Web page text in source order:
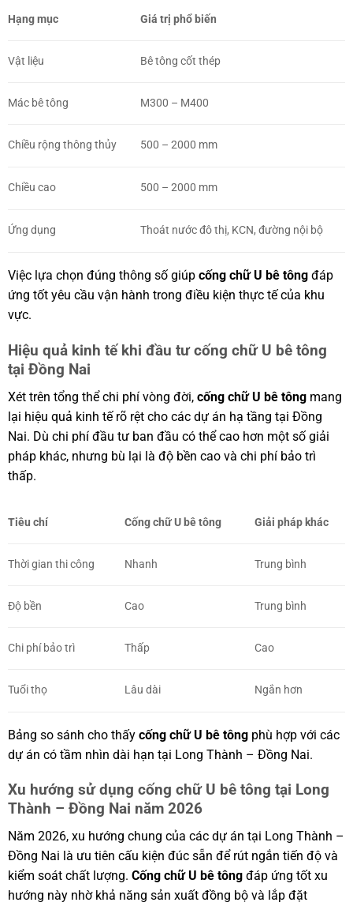
Hạng mục Giá trị phổ biến
Vật liệu Bê tông cốt thép
Mác bê tông M300 – M400
Chiều rộng thông thủy 500 – 2000 mm
Chiều cao 500 – 2000 mm
Ứng dụng Thoát nước đô thị, KCN, đường nội bộ
Việc lựa chọn đúng thông số giúp cống chữ U bê tôngđáp
ứng tốt yêu cầu vận hành trong điều kiện thực tế của khu
vực.
Hiệu quả kinh tế khi đầu tư cống chữ U bê tông
tại Đồng Nai
Xét trên tổng thể chi phí vòng đời, cống chữ U bê tôngmang
lại hiệu quả kinh tế rõ rệt cho các dự án hạ tầng tại Đồng
Nai. Dù chi phí đầu tư ban đầu có thể cao hơn một số giải
pháp khác, nhưng bù lại là độ bền cao và chi phí bảo trì
thấp.
Tiêu chí Cống chữ U bê tông Giải pháp khác
Thời gian thi công Nhanh Trung bình
Độ bền Cao Trung bình
Chi phí bảo trì Thấp Cao
Tuổi thọ Lâu dài Ngắn hơn
Bảng so sánh cho thấy cống chữ U bê tôngphù hợp với các
dự án có tầm nhìn dài hạn tại Long Thành – Đồng Nai.
Xu hướng sử dụng cống chữ U bê tông tại Long
Thành – Đồng Nai năm 2026
Năm 2026, xu hướng chung của các dự án tại Long Thành –
Đồng Nai là ưu tiên cấu kiện đúc sẵn để rút ngắn tiến độ và
kiểm soát chất lượng. Cống chữ U bê tôngđáp ứng tốt xu
hướng này nhờ khả năng sản xuất đồng bộ và lắp đặt